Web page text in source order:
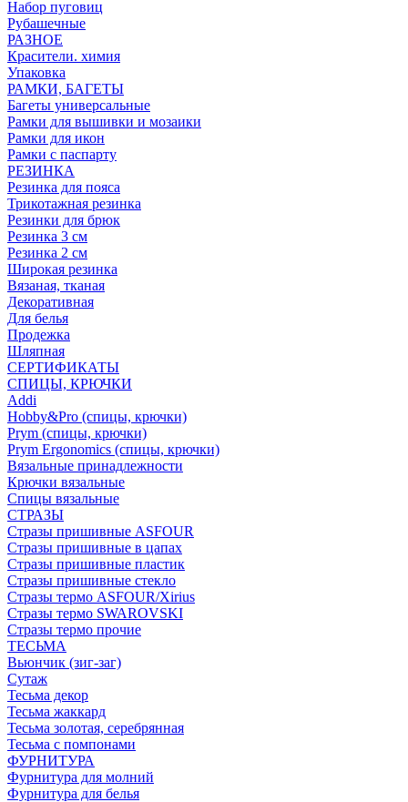
Набор пуговиц
Рубашечные
РАЗНОЕ
Красители. химия
Упаковка
РАМКИ, БАГЕТЫ
Багеты универсальные
Рамки для вышивки и мозаики
Рамки для икон
Рамки с паспарту
РЕЗИНКА
Резинка для пояса
Трикотажная резинка
Резинки для брюк
Резинка 3 см
Резинка 2 см
Широкая резинка
Вязаная, тканая
Декоративная
Для белья
Продежка
Шляпная
СЕРТИФИКАТЫ
СПИЦЫ, КРЮЧКИ
Addi
Hobby&Pro (спицы, крючки)
Prym (спицы, крючки)
Prym Ergonomics (спицы, крючки)
Вязальные принадлежности
Крючки вязальные
Спицы вязальные
СТРАЗЫ
Стразы пришивные ASFOUR
Стразы пришивные в цапах
Стразы пришивные пластик
Стразы пришивные стекло
Стразы термо ASFOUR/Xirius
Стразы термо SWAROVSKI
Стразы термо прочие
ТЕСЬМА
Вьюнчик (зиг-заг)
Сутаж
Тесьма декор
Тесьма жаккард
Тесьма золотая, серебрянная
Тесьма с помпонами
ФУРНИТУРА
Фурнитура для молний
Фурнитура для белья